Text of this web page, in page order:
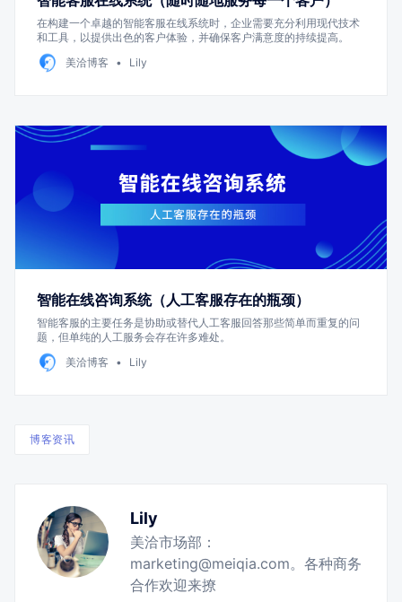
在构建一个卓越的智能客服在线系统时，企业需要充分利用现代技术
和工具，以提供出色的客户体验，并确保客户满意度的持续提高。
美洽博客
Lily
智能在线咨询系统（人工客服存在的瓶颈）
智能客服的主要任务是协助或替代人工客服回答那些简单而重复的问
题，但单纯的人工服务会存在许多难处。
美洽博客
Lily
博客资讯
Lily
美洽市场部：
marketing@meiqia.com。各种商务
合作欢迎来撩